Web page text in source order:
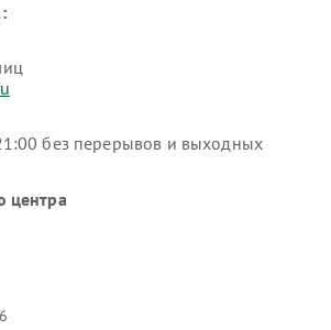
без перерывов и выходных
центра